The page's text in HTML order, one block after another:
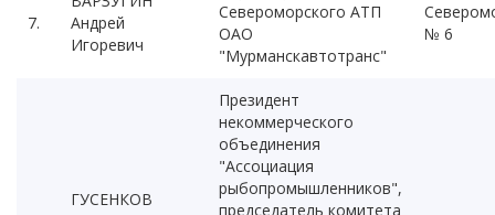
7.
Андрей
Игоревич
Североморского АТП
ОАО
"Мурманскавтотранс"
№ 6
ГУСЕНКОВ
Президент
некоммерческого
объединения
"Ассоциация
рыбопромышленников",
председатель комитета